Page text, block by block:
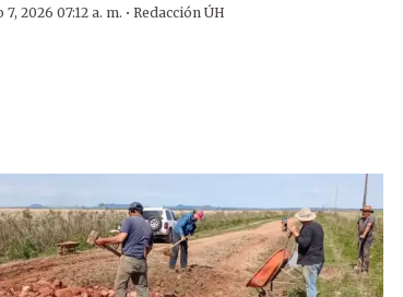
7, 2026 07:12 a. m. ·Redacción ÚH